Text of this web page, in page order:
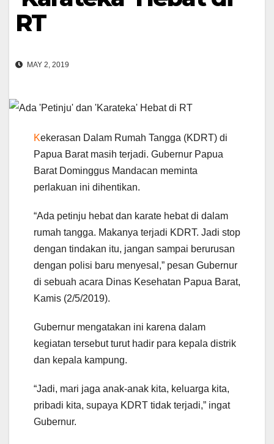
RT
MAY 2, 2019
Kekerasan Dalam Rumah Tangga (KDRT) di
Papua Barat masih terjadi. Gubernur Papua
Barat Dominggus Mandacan meminta
perlakuan ini dihentikan.
“Ada petinju hebat dan karate hebat di dalam
rumah tangga. Makanya terjadi KDRT. Jadi stop
dengan tindakan itu, jangan sampai berurusan
dengan polisi baru menyesal,” pesan Gubernur
di sebuah acara Dinas Kesehatan Papua Barat,
Kamis (2/5/2019).
Gubernur mengatakan ini karena dalam
kegiatan tersebut turut hadir para kepala distrik
dan kepala kampung.
“Jadi, mari jaga anak-anak kita, keluarga kita,
pribadi kita, supaya KDRT tidak terjadi,” ingat
Gubernur.